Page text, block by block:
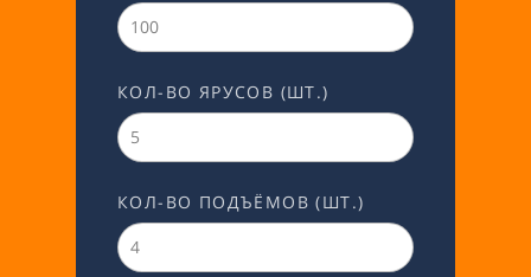
КОЛ-ВО ЯРУСОВ (ШТ.)
КОЛ-ВО ПОДЪЁМОВ (ШТ.)